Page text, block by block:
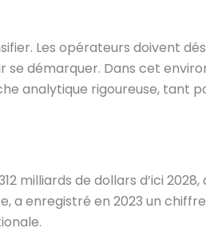
Les opérateurs doivent
démarquer. Dans cet
analytique rigoureuse, tant
milliards de dollars d’ici 2028,
a enregistré en 2023 un